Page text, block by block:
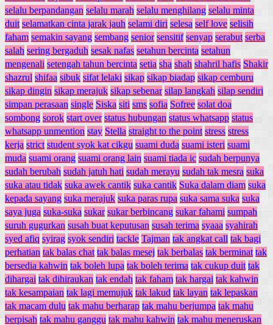
selalu berpandangan selalu marah selalu menghilang selalu minta
duit selamatkan cinta jarak jauh selami diri selesa self love selisih
faham semakin sayang sembang senior sensitif senyap serabut serba
salah sering bergaduh sesak nafas setahun bercinta setahun
mengenali setengah tahun bercinta setia sha shah shahril hafis Shakir
shazrul shifaa sibuk sifat lelaki sikap sikap biadap sikap cemburu
sikap dingin sikap merajuk sikap sebenar silap langkah silap sendiri
simpan perasaan single Siska siti sms sofia Sofree solat doa
sombong sorok start over status hubungan status whatsapp status
whatsapp unmention stay Stella straight to the point stress stress
kerja strict student syok kat cikgu suami duda suami isteri suami
muda suami orang suami orang lain suami tiada ic sudah berpunya
sudah berubah sudah jatuh hati sudah merayu sudah tak mesra suka
suka atau tidak suka awek cantik suka cantik Suka dalam diam suka
kepada sayang suka merajuk suka paras rupa suka sama suka suka
saya juga suka-suka sukar sukar berbincang sukar fahami sumpah
suruh gugurkan susah buat keputusan susah terima syaaa syahirah
syed afiq syirag syok sendiri tackle Tajman tak angkat call tak bagi
perhatian tak balas chat tak balas mesej tak berbalas tak berminat tak
bersedia kahwin tak boleh lupa tak boleh terima tak cukup duit tak
dihargai tak dihiraukan tak endah tak faham tak hargai tak kahwin
tak kesampaian tak lagi memujuk tak lakud tak layan tak lepaskan
tak macam dulu tak mahu berharap tak mahu berjumpa tak mahu
berpisah tak mahu ganggu tak mahu kahwin tak mahu meneruskan